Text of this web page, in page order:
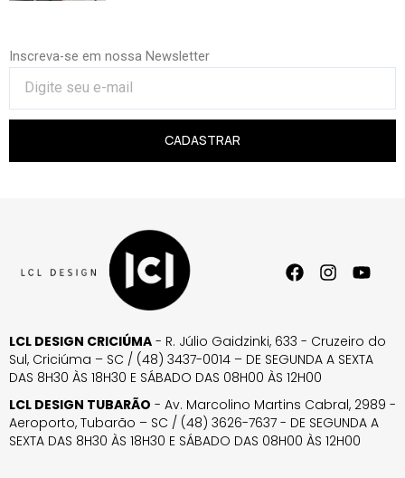
Inscreva-se em nossa Newsletter
CADASTRAR
LCL DESIGN CRICIÚMA - R. Júlio Gaidzinki, 633 - Cruzeiro do
Sul, Criciúma – SC / (48) 3437-0014 – DE SEGUNDA A SEXTA
DAS 8H30 ÀS 18H30 E SÁBADO DAS 08H00 ÀS 12H00
LCL DESIGN TUBARÃO - Av. Marcolino Martins Cabral, 2989 -
Aeroporto, Tubarão – SC / (48) 3626-7637 - DE SEGUNDA A
SEXTA DAS 8H30 ÀS 18H30 E SÁBADO DAS 08H00 ÀS 12H00